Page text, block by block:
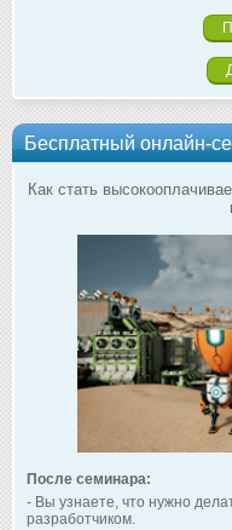
Бесплатный онлайн-
Как стать
После семинара:
- Вы узнаете, что нужно
разработчиком.